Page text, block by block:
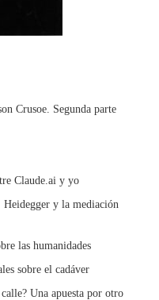
Crusoe. Segunda parte
Claude.ai y yo
y la mediación
las humanidades
sobre el cadáver
Una apuesta por otro